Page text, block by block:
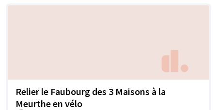
Relier le Faubourg des 3 Maisons à la
Meurthe en vélo